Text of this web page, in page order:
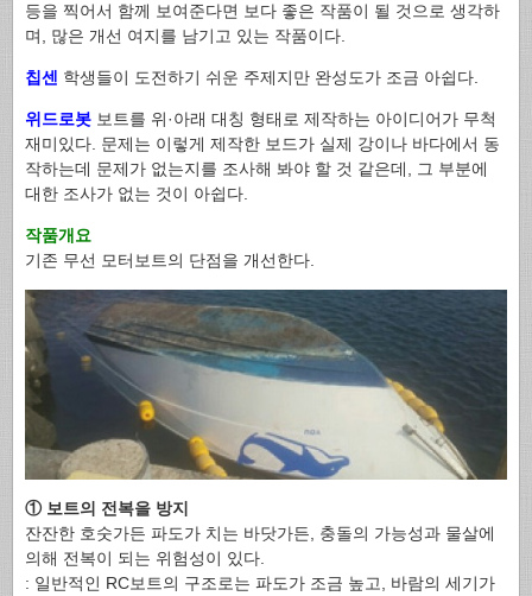
등을 찍어서 함께 보여준다면 보다 좋은 작품이 될 것으로 생각하
며, 많은 개선 여지를 남기고 있는 작품이다.
칩센 학생들이 도전하기 쉬운 주제지만 완성도가 조금 아쉽다.
위드로봇 보트를 위·아래 대칭 형태로 제작하는 아이디어가 무척
재미있다. 문제는 이렇게 제작한 보드가 실제 강이나 바다에서 동
작하는데 문제가 없는지를 조사해 봐야 할 것 같은데, 그 부분에
대한 조사가 없는 것이 아쉽다.
작품개요
기존 무선 모터보트의 단점을 개선한다.
① 보트의 전복을 방지
잔잔한 호숫가든 파도가 치는 바닷가든, 충돌의 가능성과 물살에
의해 전복이 되는 위험성이 있다.
: 일반적인 RC보트의 구조로는 파도가 조금 높고, 바람의 세기가